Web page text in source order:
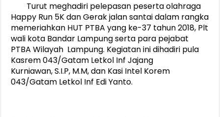
Turut meghadiri pelepasan peserta olahraga
Happy Run 5K dan Gerak jalan santai dalam rangka
memeriahkan HUT PTBA yang ke-37 tahun2018, Plt
wali kota Bandar Lampungserta para pejabat
PTBA Wilayah Lampung. Kegiatan ini dihadiri pula
Kasrem 043/Gatam Letkol Inf Jajang
Kurniawan,S.I.P, M.M, dan Kasi Intel Korem
043/Gatam Letkol Inf Edi Yanto.